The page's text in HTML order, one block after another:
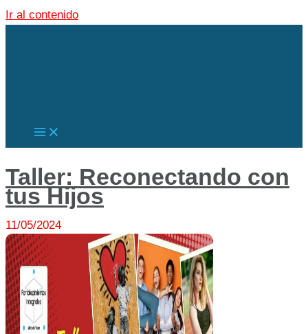
Ir al contenido
Taller: Reconectando con
tus Hijos
11/05/2024